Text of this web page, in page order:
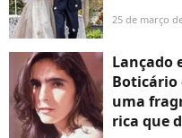
25 de março
Lançado
Boticário
uma
rica que